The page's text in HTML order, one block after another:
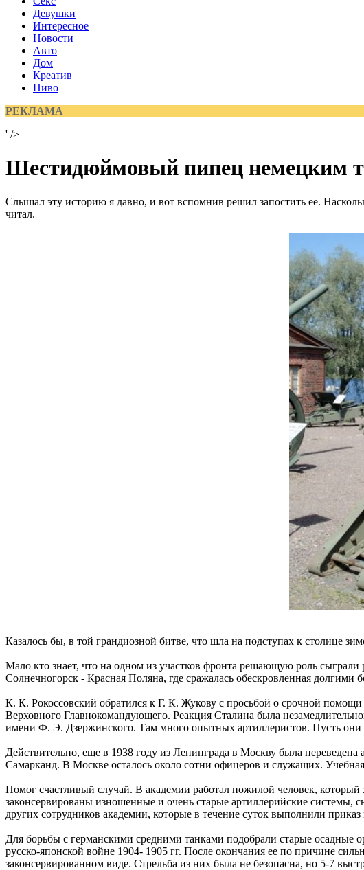
Девушки
Интересное
Новости
Авто
Дом
Креатив
Пиво
РЕКЛАМА
' />
Шестидюймовый пипец немецким
Слышал эту историю я давно, и вот вспомнив решил запостить ее.
читал.
Казалось бы, в той грандиозной битве, что шла на подступах к столице
Мало кто знает, что на одном из участков фронта решающую роль
Солнечногорск - Красная Поляна, где сражалась обескровленная
К. К. Рокоссовский обратился к Г. К. Жукову с просьбой о срочной
Верховного Главнокомандующего. Реакция Сталина была
имени Ф. Э. Дзержинского. Там много опытных артиллеристов. Пусть
Действительно, еще в 1938 году из Ленинграда в Москву была
Самарканд. В Москве осталось около сотни офицеров и служащих.
Помог счастливый случай. В академии работал пожилой человек,
законсервированы изношенные и очень старые артиллерийские системы,
других сотрудников академии, которые в течение суток выполнили
Для борьбы с германскими средними танками подобрали старые осадные
русско-японской войне 1904- 1905 гг. После окончания ее по причине
законсервированном виде. Стрельба из них была не безопасна, но 5-7